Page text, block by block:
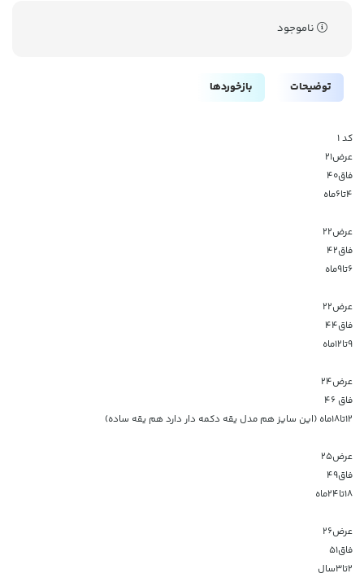
ناموجود
توضیحات بازخوردها
کد 1
عرض۲۱
فاق۴۰
۴تا۶ماه
عرض۲۲
فاق۴۲
۶تا۹ماه
عرض۲۲
فاق۴۴
۹تا۱۲ماه
عرض۲۴
فاق ۴۶
۱۲تا۱۸ماه (این سایز هم مدل یقه دکمه دار دارد هم یقه ساده)
عرض۲۵
فاق۴۹
۱۸تا۲۴ماه
عرض۲۶
فاق۵۱
۲تا۳سال